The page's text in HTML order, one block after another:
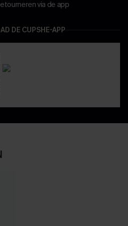
via de app
DE CUPSHE-APP